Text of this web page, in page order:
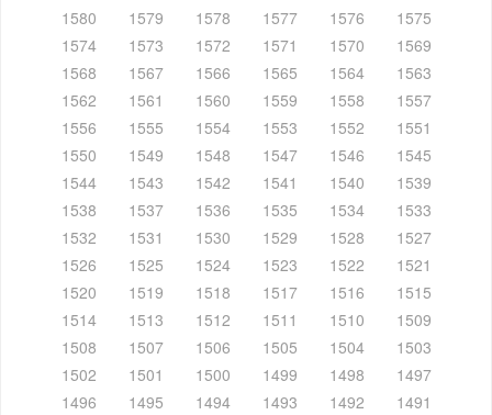
1580
1579 1578 1577 1576
1575
1574
1573 1572 1571 1570
1569
1568
1567 1566 1565 1564
1563
1562
1561 1560 1559 1558
1557
1556
1555 1554 1553 1552
1551
1550
1549 1548 1547 1546
1545
1544
1543 1542 1541 1540
1539
1538
1537 1536 1535 1534
1533
1532
1531 1530 1529 1528
1527
1526
1525 1524 1523 1522
1521
1520
1519 1518 1517 1516
1515
1514
1513 1512 1511 1510
1509
1508
1507 1506 1505 1504
1503
1502
1501 1500 1499 1498
1497
1496
1495 1494 1493 1492
1491